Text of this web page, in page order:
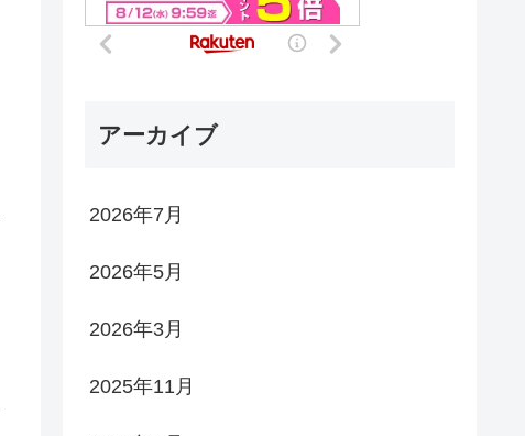
アーカイブ
2026年7月
2026年5月
2026年3月
2025年11月